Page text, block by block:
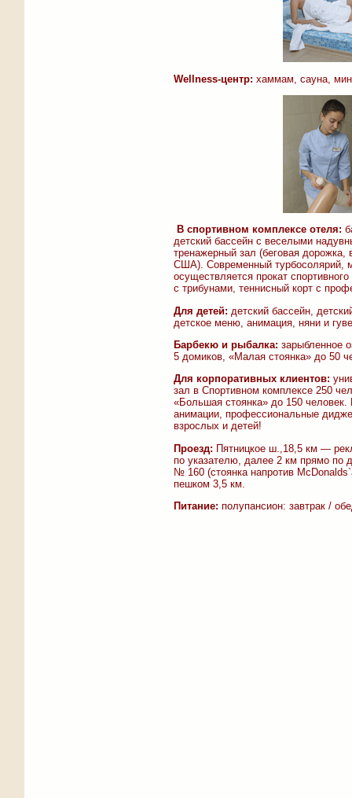
Wellness-центр: хаммам, сауна,
В спортивном комплексе отеля:
детский бассейн с веселыми
тренажерный зал (беговая
США). Современный турбосолярий,
осуществляется прокат
с трибунами, теннисный корт с
Для детей: детский бассейн,
детское меню, анимация, няни и
Барбекю и рыбалка: зарыбленное
5 домиков, «Малая стоянка» до 50
Для корпоративных клиентов:
зал в Спортивном комплексе 250
«Большая стоянка» до 150 человек.
анимации, профессиональные
взрослых и детей!
Проезд: Пятницкое ш.,18,5 км —
по указателю, далее 2 км прямо по
№ 160 (стоянка напротив
пешком 3,5 км.
Питание: полупансион: завтрак /